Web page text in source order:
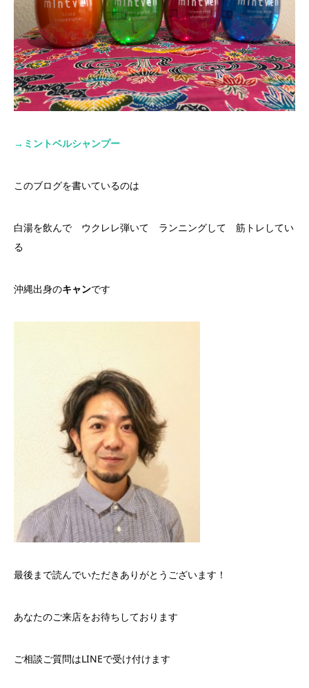
→ ミントベルシャンプー
このブログを書いているのは
白湯を飲んで ウクレレ弾いて ランニングして 筋トレしてい
る
沖縄出身のキャンです
最後まで読んでいただきありがとうございます！
あなたのご来店をお待ちしております
ご相談ご質問はLINEで受け付けます